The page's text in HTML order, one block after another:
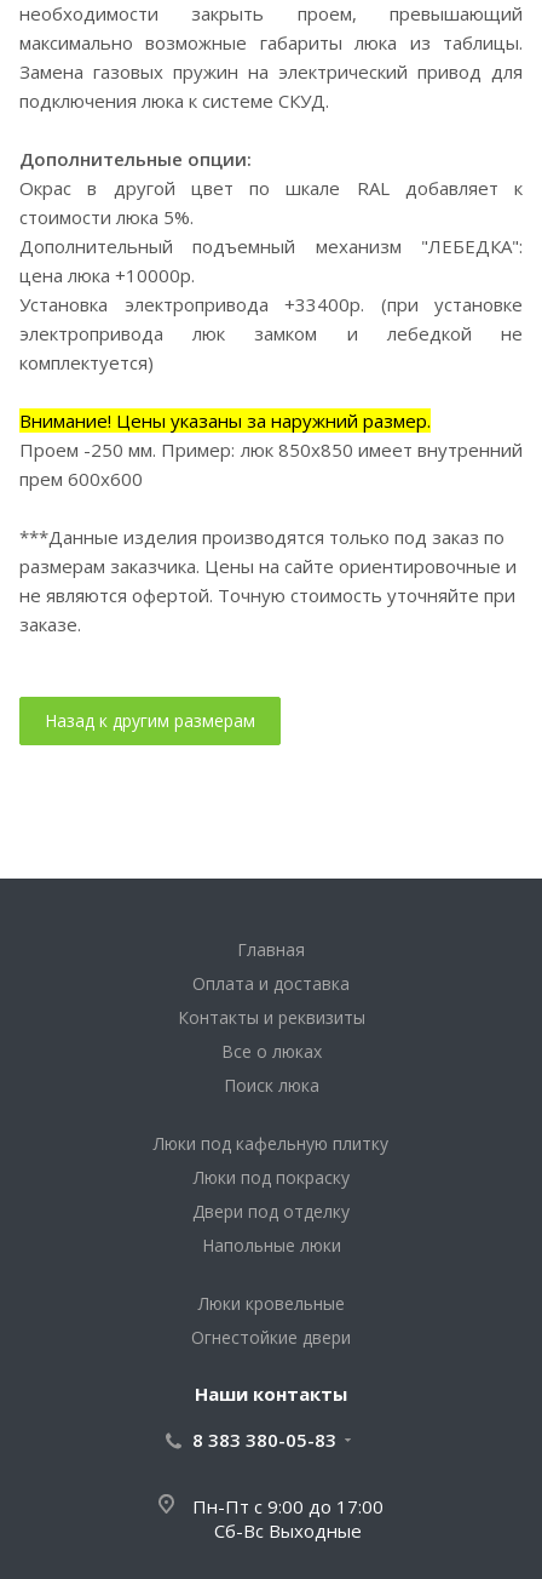
необходимости закрыть проем, превышающий
максимально возможные габариты люка из таблицы.
Замена газовых пружин на электрический привод для
подключения люка к системе СКУД.
Дополнительные опции:
Окрас в другой цвет по шкале RAL добавляет к
стоимости люка 5%.
Дополнительный подъемный механизм "ЛЕБЕДКА":
цена люка +10000р.
Установка электропривода +33400р. (при установке
электропривода люк замком и лебедкой не
комплектуется)
Внимание! Цены указаны за наружний размер.
Проем -250 мм. Пример: люк 850х850 имеет внутренний
прем 600х600
***Данные изделия производятся только под заказ по
размерам заказчика. Цены на сайте ориентировочные и
не являются офертой. Точную стоимость уточняйте при
заказе.
Главная
Оплата и доставка
Контакты и реквизиты
Все о люках
Поиск люка
Люки под кафельную плитку
Люки под покраску
Двери под отделку
Напольные люки
Люки кровельные
Огнестойкие двери
Наши контакты
8 383 380-05-83
Пн-Пт с 9:00 до 17:00
Сб-Вс Выходные